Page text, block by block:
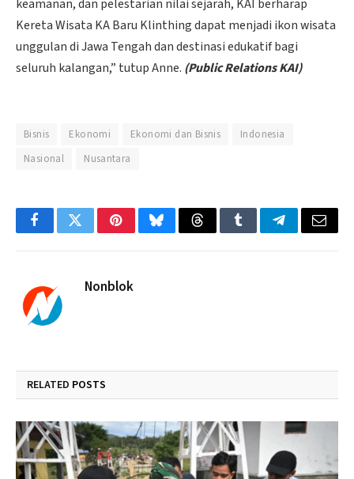
keamanan, dan pelestarian nilai sejarah, KAI berharap
Kereta Wisata KA Baru Klinthing dapat menjadi ikon wisata
unggulan di Jawa Tengah dan destinasi edukatif bagi
seluruh kalangan,” tutup Anne. (Public Relations KAI)
Bisnis Ekonomi Ekonomi dan Bisnis
Indonesia
Nasional
Nusantara
FacebookTwitterPinterestBlueskyThreadsTumblrTelegramEmail
Nonblok
RELATED POSTS